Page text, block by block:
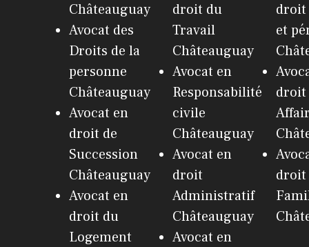
Châteauguay
Avocat des
Droits de la
personne
Châteauguay
Avocat en
droit de
Succession
Châteauguay
Avocat en
droit du
Logement
droit du
Travail
Châteauguay
Avocat en
Responsabilité
civile
Châteauguay
Avocat en
droit
Administratif
Châteauguay
Avocat en
et
droit
droit